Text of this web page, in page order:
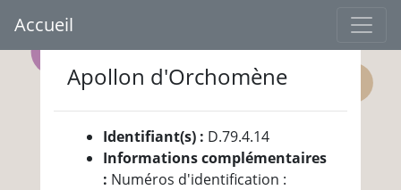
Accueil
Apollon d'Orchomène
Identifiant(s) : D.79.4.14
Informations complémentaires
: Numéros d'identification :